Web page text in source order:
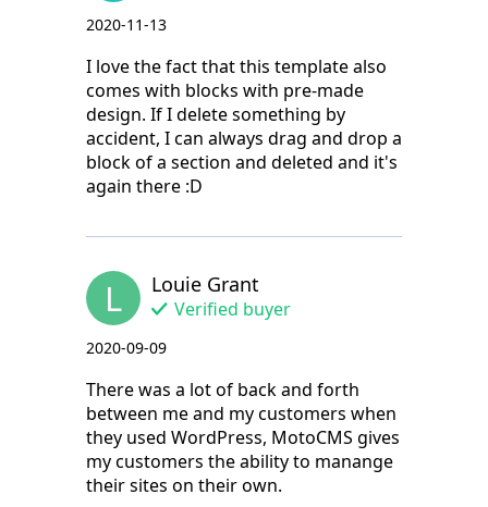
2020-11-13
I love the fact that this template also
comes with blocks with pre-made
design. If I delete something by
accident, I can always drag and drop a
block of a section and deleted and it's
again there :D
L Louie Grant
Verified buyer
2020-09-09
There was a lot of back and forth
between me and my customers when
they used WordPress, MotoCMS gives
my customers the ability to manange
their sites on their own.